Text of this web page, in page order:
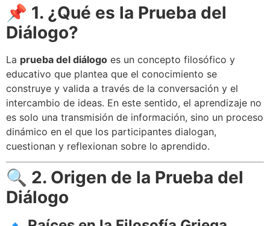
📌 1. ¿Qué es la Prueba del
Diálogo?
La prueba del diálogo es un concepto filosófico y
educativo que plantea que el conocimiento se
construye y valida a través de la conversación y el
intercambio de ideas. En este sentido, el aprendizaje no
es solo una transmisión de información, sino un proceso
dinámico en el que los participantes dialogan,
cuestionan y reflexionan sobre lo aprendido.
🔍 2. Origen de la Prueba del
Diálogo